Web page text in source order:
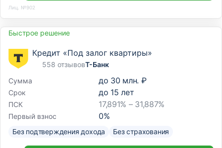
Лиц. №902
Быстрое решение
Кредит «Под залог квартиры»
558 отзывовТ-Банк
Сумма
до 30 млн. ₽
Срок до 15 лет
ПСК 17,891% – 31,887%
Первый взнос 0%
Без подтверждения дохода Без страхования